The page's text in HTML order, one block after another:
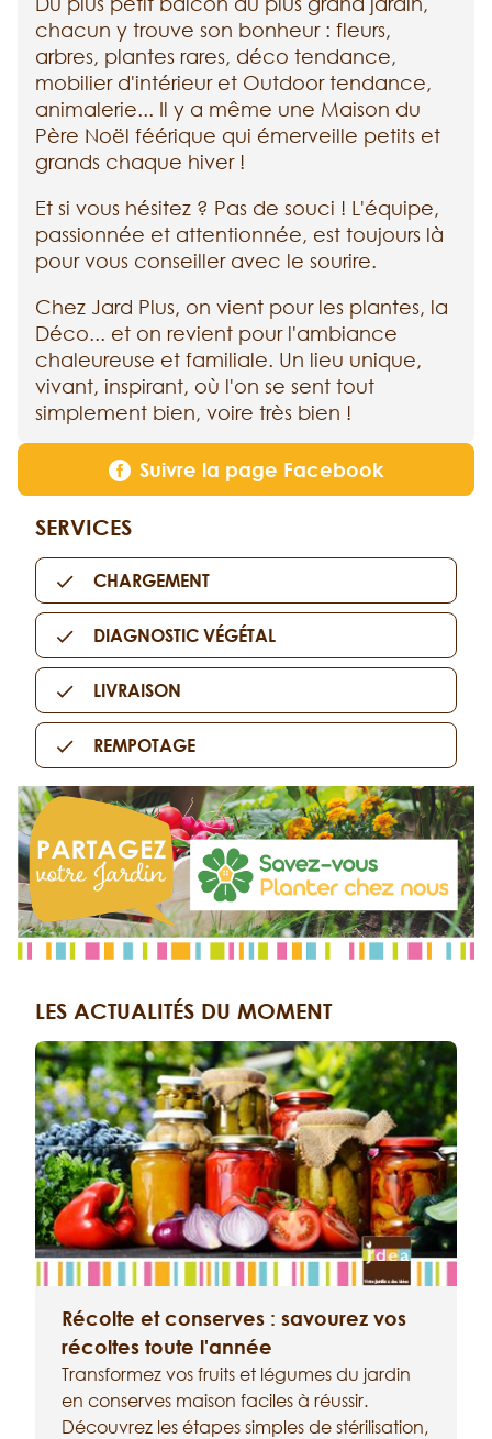
chacun y trouve son bonheur : fleurs,
arbres, plantes rares, déco tendance,
mobilier d'intérieur et Outdoor tendance,
animalerie... Il y a même une Maison du
Père Noël féérique qui émerveille petits et
grands chaque hiver !
Et si vous hésitez ? Pas de souci ! L'équipe,
passionnée et attentionnée, est toujours là
pour vous conseiller avec le sourire.
Chez Jard Plus, on vient pour les plantes, la
Déco... et on revient pour l'ambiance
chaleureuse et familiale. Un lieu unique,
vivant, inspirant, où l'on se sent tout
simplement bien, voire très bien !
Suivre la page Facebook
SERVICES
CHARGEMENT
DIAGNOSTIC VÉGÉTAL
LIVRAISON
REMPOTAGE
LES ACTUALITÉS DU MOMENT
Récolte et conserves : savourez vos
récoltes toute l'année
Transformez vos fruits et légumes du jardin
en conserves maison faciles à réussir.
Découvrez les étapes simples de stérilisation,